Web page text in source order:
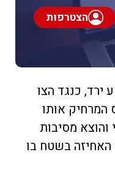
הצטרפות
ירד, כנגד הצו
המרחיק אותו
והוצא מסיבות
האחיזה בשטח בו